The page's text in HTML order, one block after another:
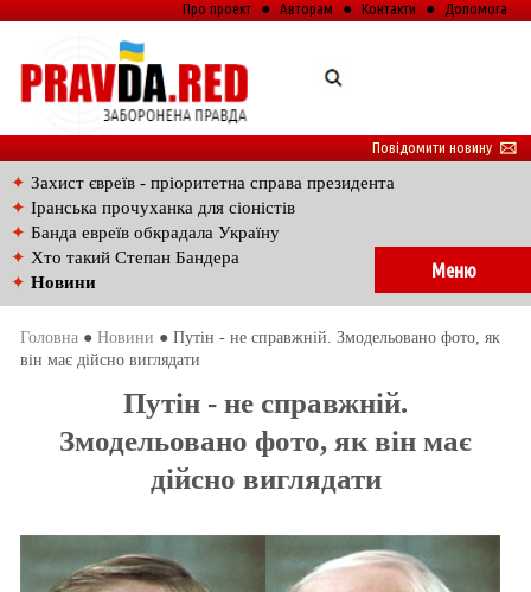
Про проект ● Авторам ● Контакти ● Допомога
Меню
Повідомити новину 🖂
✦ Захист євреїв - пріоритетна справа президента
✦ Іранська прочуханка для сіоністів
✦ Банда евреїв обкрадала Україну
✦ Хто такий Степан Бандера
✦ Новини
Головна● Новини ● Путін - не справжній. Змодельовано фото, як
він має дійсно виглядати
Путін - не справжній.
Змодельовано фото, як він має
дійсно виглядати